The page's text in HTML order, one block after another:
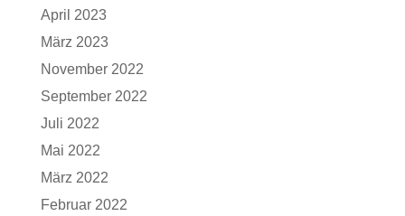
April 2023
März 2023
November 2022
September 2022
Juli 2022
Mai 2022
März 2022
Februar 2022